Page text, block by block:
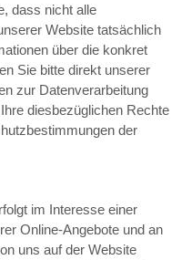
dass nicht alle
Website tatsächlich
über die konkret
Sie bitte direkt unserer
zur Datenverarbeitung
diesbezüglichen Rechte
der
im Interesse einer
Online-Angebote und an
uns auf der Website